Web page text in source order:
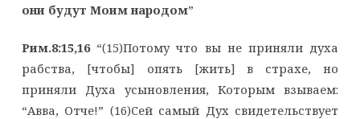
они будут Моим народом”
Рим.8:15,16“(15)Потому что вы не приняли духа
рабства, [чтобы] опять [жить] в страхе, но
приняли Духа усыновления, Которым взываем:
“Авва, Отче!” (16)Сей самый Дух свидетельствует